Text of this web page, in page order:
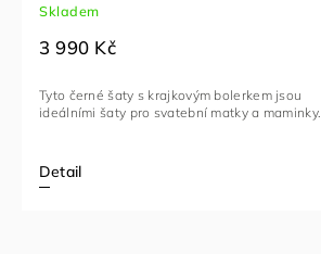
Skladem
3 990 Kč
Detail
Tyto černé šaty s krajkovým bolerkem jsou
ideálními šaty pro svatební matky a maminky.